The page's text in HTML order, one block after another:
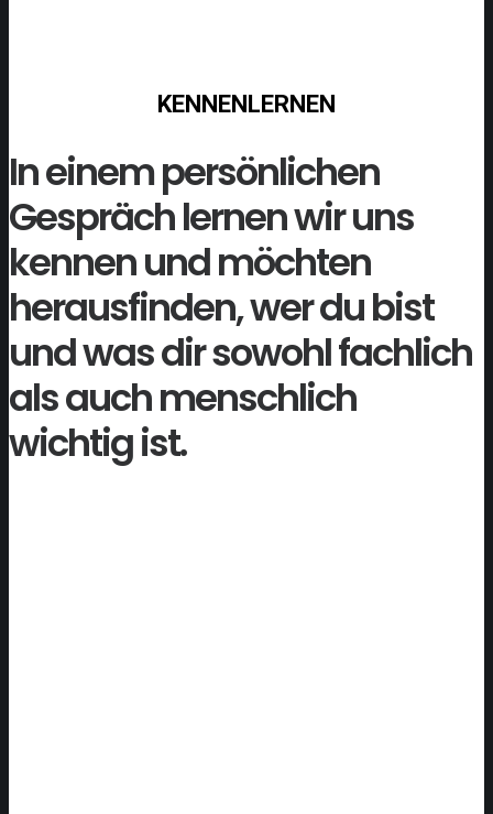
KENNENLERNEN
In einem persönlichen
Gespräch lernen wir uns
kennen und möchten
herausfinden, wer du bist
und was dir sowohl fachlich
als auch menschlich
wichtig ist.